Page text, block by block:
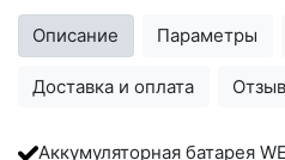
Описание Параметры
Доставка и оплата
Аккумуляторная батарея